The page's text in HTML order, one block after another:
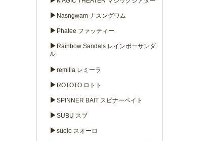
▶ Nasngwam ナスングワム
▶ Phatee ファッティー
▶ Rainbow Sandals レインボーサンダ
ル
▶ remilla レミーラ
▶ ROTOTO ロトト
▶ SPINNER BAIT スピナーベイト
▶ SUBU スブ
▶ suolo スオーロ